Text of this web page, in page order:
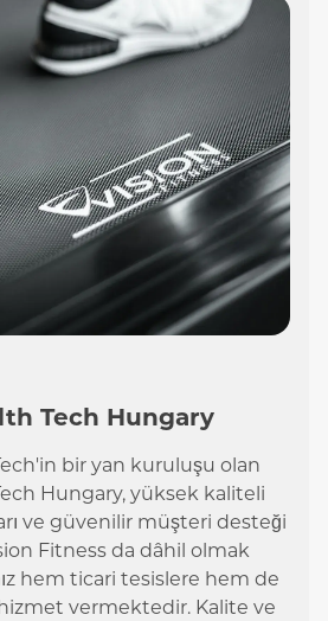
Tech Hungary
bir yan kuruluşu olan
Hungary, yüksek kaliteli
ve güvenilir müşteri desteği
Fitness da dâhil olmak
hem ticari tesislere hem de
hizmet vermektedir. Kalite ve